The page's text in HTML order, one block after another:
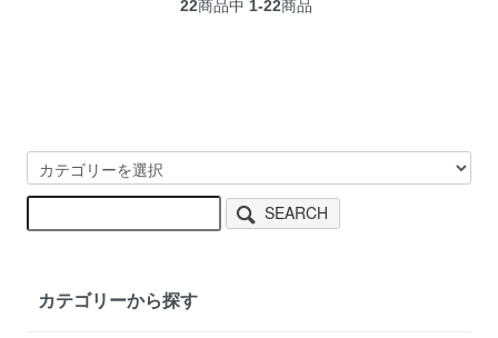
22商品中 1-22商品
SEARCH
カテゴリーから探す